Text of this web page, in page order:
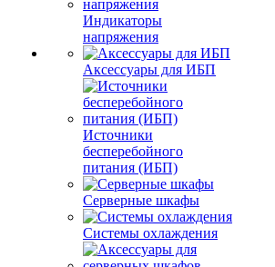
Индикаторы
напряжения
Аксессуары для ИБП
Источники
бесперебойного
питания (ИБП)
Серверные шкафы
Системы охлаждения